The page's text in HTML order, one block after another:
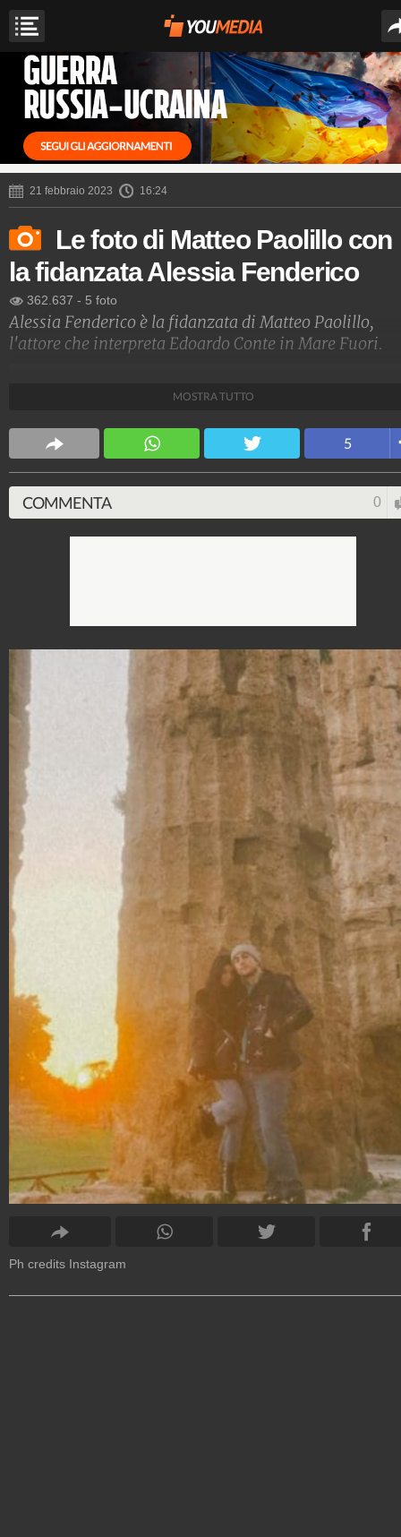
21 febbraio 2023 16:24
Le foto di Matteo Paolillo con
la fidanzata Alessia Fenderico
362.637 - 5 foto
Alessia Fenderico è la fidanzata di Matteo Paolillo,
l'attore che interpreta Edoardo Conte in Mare Fuori.
9.454 video-76.076 foto
MOSTRA TUTTO
5
COMMENTA 0
Ph credits Instagram